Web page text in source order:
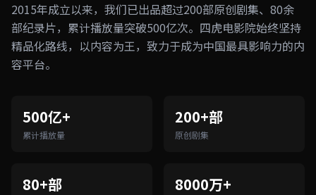
2015年成立以来，我们已出品超过200部原创剧集、80余
部纪录片，累计播放量突破500亿次。四虎电影院始终坚持
精品化路线，以内容为王，致力于成为中国最具影响力的内
容平台。
500亿+
累计播放量
200+部
原创剧集
80+部 8000万+